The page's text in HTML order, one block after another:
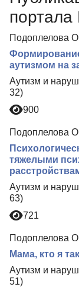
портала
Подоплелова
аутизмом на
Аутизм и
32)
900
Подоплелова
тяжелыми
Аутизм и
63)
721
Подоплелова
Мама, кто я
Аутизм и
51)